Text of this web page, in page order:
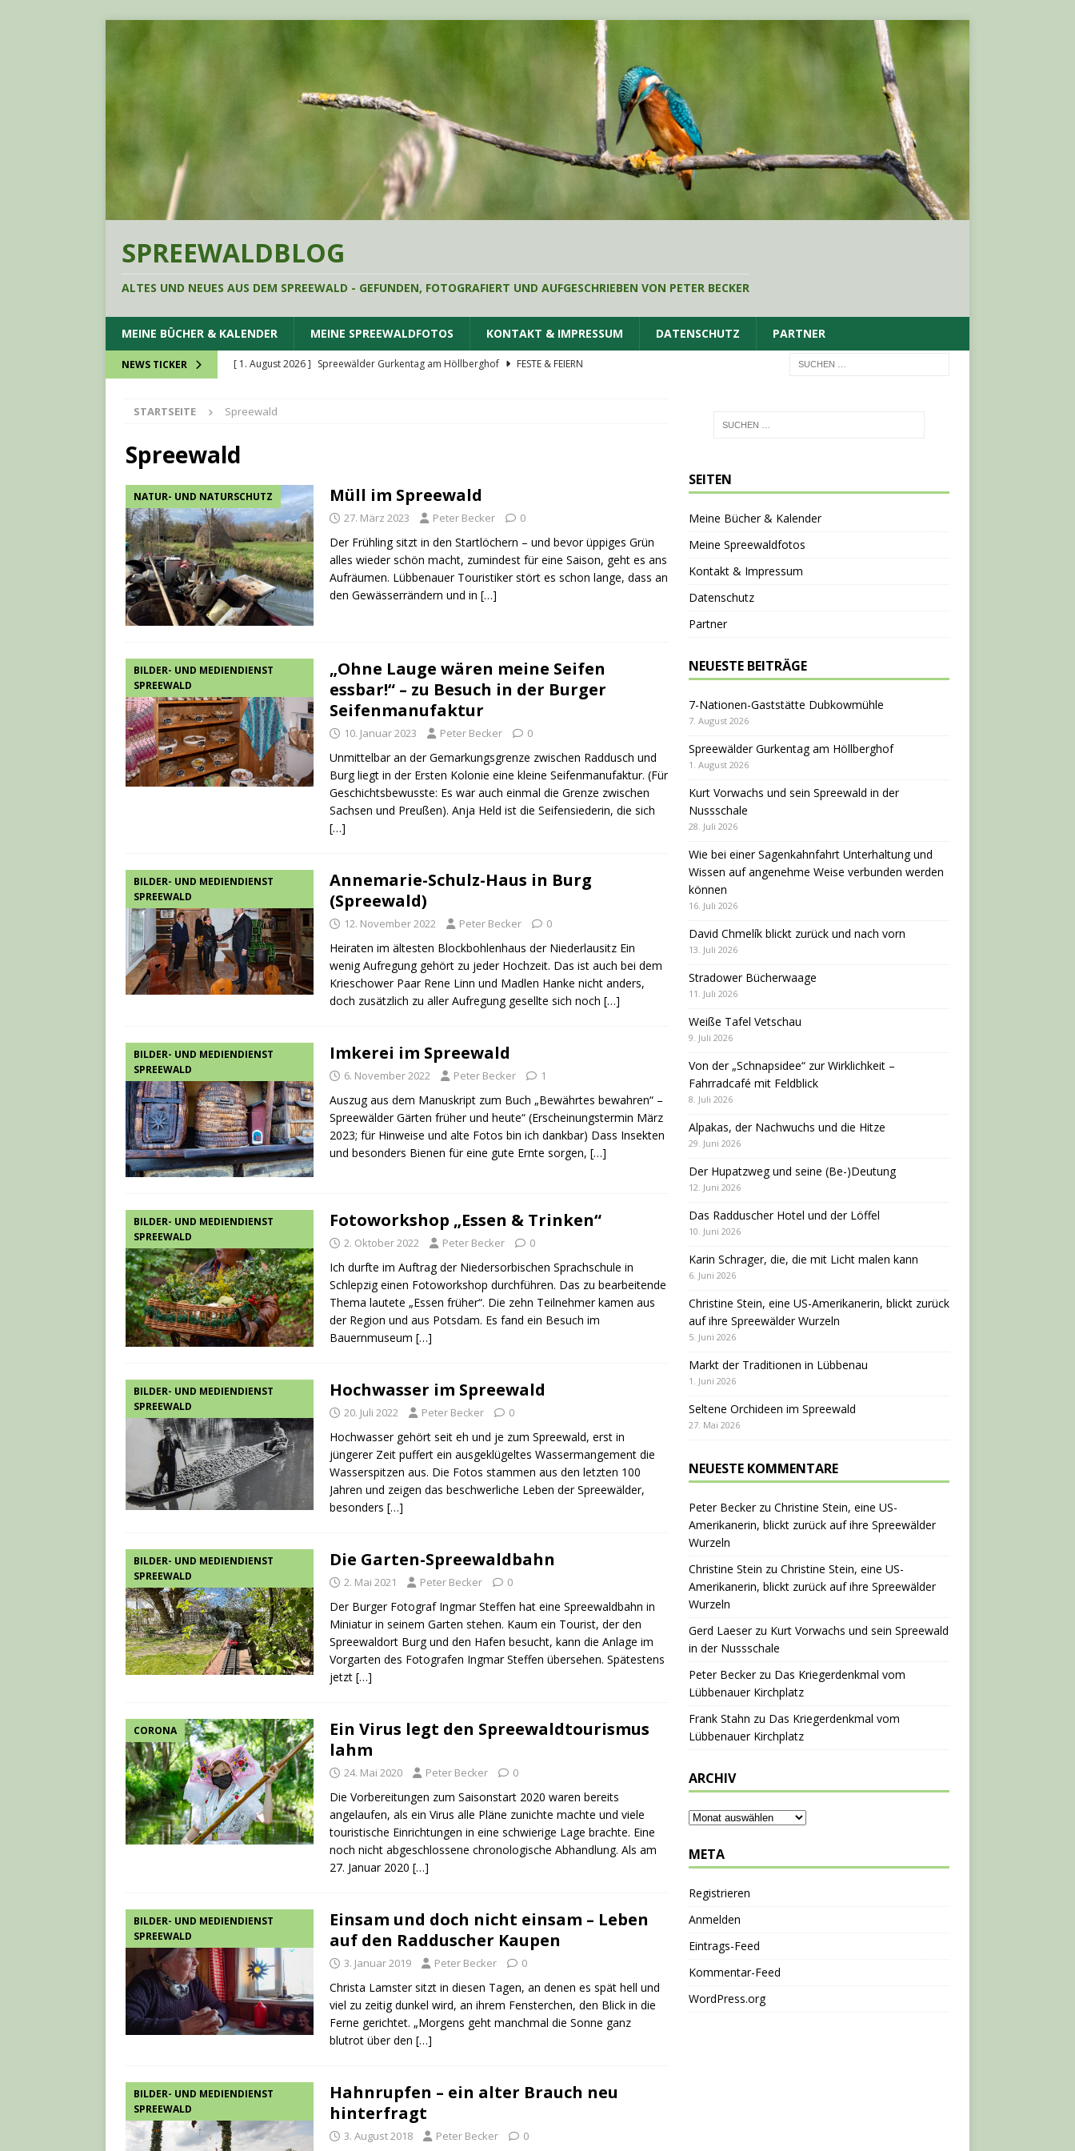
SPREEWALDBLOG
ALTES UND NEUES AUS DEM SPREEWALD - GEFUNDEN, FOTOGRAFIERT UND AUFGESCHRIEBEN VON PETER BECKER
MEINE BÜCHER & KALENDER MEINE SPREEWALDFOTOS KONTAKT & IMPRESSUM DATENSCHUTZ PARTNER
NEWS TICKER [ 1. August 2026 ] Spreewälder Gurkentag am Höllberghof
FESTE & FEIERN
[ 16. Juli 2026 ]
verbunden werden können
[ 7. August 2026 ]
7-Nationen-Gaststätte Dubkowmühle
STARTSEITE Spreewald
Spreewald
NATUR- UND NATURSCHUTZ Müll im Spreewald
27. März 2023 Peter Becker 0
Der Frühling sitzt in den Startlöchern – und bevor üppiges Grün
alles wieder schön macht, zumindest für eine Saison, geht es ans
Aufräumen. Lübbenauer Touristiker stört es schon lange, dass an
den Gewässerrändern und in […]
BILDER- UND MEDIENDIENST
SPREEWALD
„Ohne Lauge wären meine Seifen
essbar!“ – zu Besuch in der Burger
Seifenmanufaktur
10. Januar 2023 Peter Becker 0
Unmittelbar an der Gemarkungsgrenze zwischen Raddusch und
Burg liegt in der Ersten Kolonie eine kleine Seifenmanufaktur. (Für
Geschichtsbewusste: Es war auch einmal die Grenze zwischen
Sachsen und Preußen). Anja Held ist die Seifensiederin, die sich
[…]
BILDER- UND MEDIENDIENST
SPREEWALD
Annemarie-Schulz-Haus in Burg
(Spreewald)
12. November 2022 Peter Becker 0
Heiraten im ältesten Blockbohlenhaus der Niederlausitz Ein
wenig Aufregung gehört zu jeder Hochzeit. Das ist auch bei dem
Krieschower Paar Rene Linn und Madlen Hanke nicht anders,
doch zusätzlich zu aller Aufregung gesellte sich noch […]
BILDER- UND MEDIENDIENST
SPREEWALD
Imkerei im Spreewald
6. November 2022 Peter Becker 1
Auszug aus dem Manuskript zum Buch „Bewährtes bewahren“ –
Spreewälder Gärten früher und heute“ (Erscheinungstermin März
2023; für Hinweise und alte Fotos bin ich dankbar) Dass Insekten
und besonders Bienen für eine gute Ernte sorgen, […]
BILDER- UND MEDIENDIENST
SPREEWALD
Fotoworkshop „Essen & Trinken“
2. Oktober 2022 Peter Becker 0
Ich durfte im Auftrag der Niedersorbischen Sprachschule in
Schlepzig einen Fotoworkshop durchführen. Das zu bearbeitende
Thema lautete „Essen früher“. Die zehn Teilnehmer kamen aus
der Region und aus Potsdam. Es fand ein Besuch im
Bauernmuseum […]
BILDER- UND MEDIENDIENST
SPREEWALD
Hochwasser im Spreewald
20. Juli 2022 Peter Becker 0
Hochwasser gehört seit eh und je zum Spreewald, erst in
jüngerer Zeit puffert ein ausgeklügeltes Wassermangement die
Wasserspitzen aus. Die Fotos stammen aus den letzten 100
Jahren und zeigen das beschwerliche Leben der Spreewälder,
besonders […]
BILDER- UND MEDIENDIENST
SPREEWALD
Die Garten-Spreewaldbahn
2. Mai 2021 Peter Becker 0
Der Burger Fotograf Ingmar Steffen hat eine Spreewaldbahn in
Miniatur in seinem Garten stehen. Kaum ein Tourist, der den
Spreewaldort Burg und den Hafen besucht, kann die Anlage im
Vorgarten des Fotografen Ingmar Steffen übersehen. Spätestens
jetzt […]
CORONA
Ein Virus legt den Spreewaldtourismus
lahm
24. Mai 2020 Peter Becker 0
Die Vorbereitungen zum Saisonstart 2020 waren bereits
angelaufen, als ein Virus alle Pläne zunichte machte und viele
touristische Einrichtungen in eine schwierige Lage brachte. Eine
noch nicht abgeschlossene chronologische Abhandlung. Als am
27. Januar 2020 […]
BILDER- UND MEDIENDIENST
SPREEWALD
Einsam und doch nicht einsam – Leben
auf den Radduscher Kaupen
3. Januar 2019 Peter Becker 0
Christa Lamster sitzt in diesen Tagen, an denen es spät hell und
viel zu zeitig dunkel wird, an ihrem Fensterchen, den Blick in die
Ferne gerichtet. „Morgens geht manchmal die Sonne ganz
blutrot über den […]
BILDER- UND MEDIENDIENST
SPREEWALD
Hahnrupfen – ein alter Brauch neu
hinterfragt
3. August 2018 Peter Becker 0
SEITEN
Meine Bücher & Kalender
Meine Spreewaldfotos
Kontakt & Impressum
Datenschutz
Partner
NEUESTE BEITRÄGE
7-Nationen-Gaststätte Dubkowmühle
7. August 2026
Spreewälder Gurkentag am Höllberghof
1. August 2026
Kurt Vorwachs und sein Spreewald in der
Nussschale
28. Juli 2026
Wie bei einer Sagenkahnfahrt Unterhaltung und
Wissen auf angenehme Weise verbunden werden
können
16. Juli 2026
David Chmelík blickt zurück und nach vorn
13. Juli 2026
Stradower Bücherwaage
11. Juli 2026
Weiße Tafel Vetschau
9. Juli 2026
Von der „Schnapsidee“ zur Wirklichkeit –
Fahrradcafé mit Feldblick
8. Juli 2026
Alpakas, der Nachwuchs und die Hitze
29. Juni 2026
Der Hupatzweg und seine (Be-)Deutung
12. Juni 2026
Das Radduscher Hotel und der Löffel
10. Juni 2026
Karin Schrager, die, die mit Licht malen kann
6. Juni 2026
Christine Stein, eine US-Amerikanerin, blickt zurück
auf ihre Spreewälder Wurzeln
5. Juni 2026
Markt der Traditionen in Lübbenau
1. Juni 2026
Seltene Orchideen im Spreewald
27. Mai 2026
NEUESTE KOMMENTARE
Peter Beckerzu Christine Stein, eine US-
Amerikanerin, blickt zurück auf ihre Spreewälder
Wurzeln
Christine Stein zu Christine Stein, eine US-
Amerikanerin, blickt zurück auf ihre Spreewälder
Wurzeln
Gerd Laeserzu Kurt Vorwachs und sein Spreewald
in der Nussschale
Peter Beckerzu Das Kriegerdenkmal vom
Lübbenauer Kirchplatz
Frank Stahn zu Das Kriegerdenkmal vom
Lübbenauer Kirchplatz
ARCHIV
META
Registrieren
Anmelden
Eintrags-Feed
Kommentar-Feed
WordPress.org